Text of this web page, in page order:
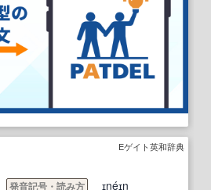
Eゲイト英和辞典
発音記号・ 読み方 ɪnéɪn